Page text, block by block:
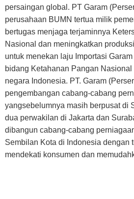
persaingan global. PT Garam
perusahaan BUMN tertua milik
bertugas menjaga terjaminnya
Nasional dan meningkatkan
untuk menekan laju Importasi
bidang Ketahanan Pangan
negara Indonesia. PT. Garam
pengembangan cabang-cabang
yangsebelumnya masih berpusat di
dua perwakilan di Jakarta dan
dibangun cabang-cabang
Sembilan Kota di Indonesia dengan
mendekati konsumen dan